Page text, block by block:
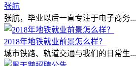
张航
张航，毕业以后一直专注于电子商务...
2018年地铁就业前景怎么样？
城市铁路、轨道交通与我们的日常生...